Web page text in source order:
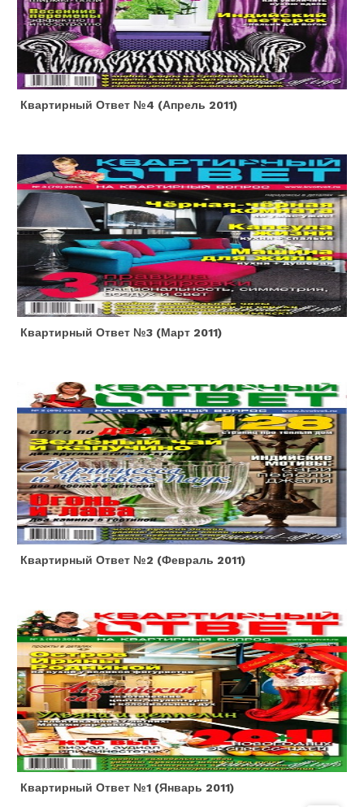
Квартирный Ответ №4 (апрель 2011)
Квартирный Ответ №3 (март 2011)
Квартирный Ответ №2 (февраль 2011)
Квартирный Ответ №1 (январь 2011)